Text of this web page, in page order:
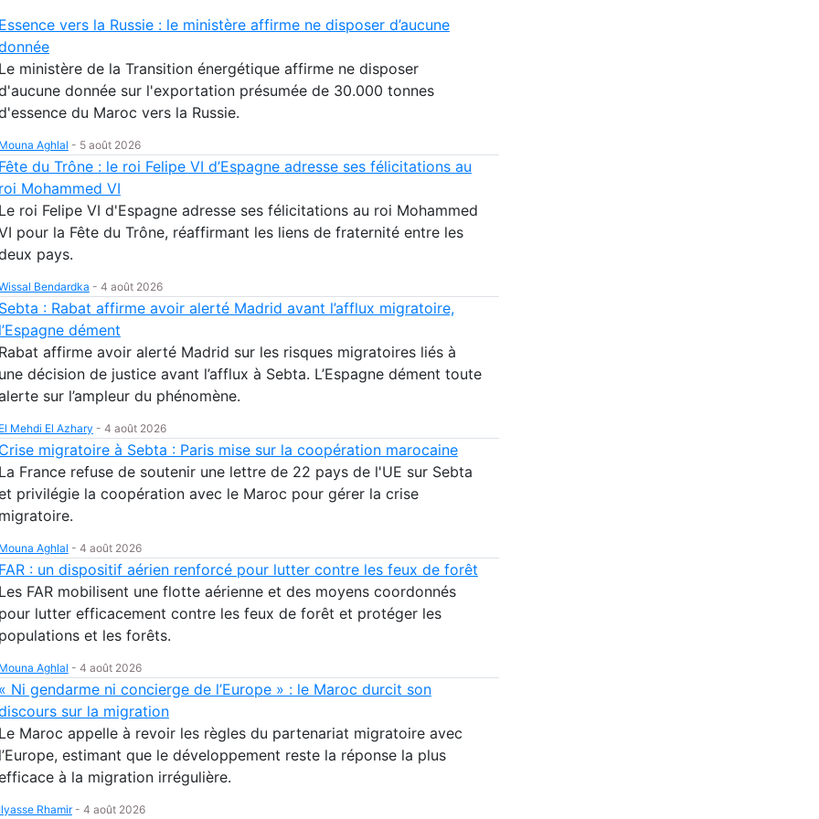
Essence vers la Russie : le ministère affirme ne disposer d’aucune
Le ministère de la Transition énergétique affirme ne disposer
donnée sur l'exportation présumée de 30.000 tonnes
du Maroc vers la Russie.
Mouna Aghlal - 5 août 2026
Fête du Trône : le roi Felipe VI d’Espagne adresse ses félicitations au
roi Mohammed VI
Le roi Felipe VI d'Espagne adresse ses félicitations au roi Mohammed
pour la Fête du Trône, réaffirmant les liens de fraternité entre les
pays.
Bendardka - 4 août 2026
Sebta : Rabat affirme avoir alerté Madrid avant l’afflux migratoire,
l’Espagne dément
Rabat affirme avoir alerté Madrid sur les risques migratoires liés à
une décision de justice avant l’afflux à Sebta. L’Espagne dément toute
sur l’ampleur du phénomène.
El Mehdi El Azhary - 4 août 2026
Crise migratoire à Sebta : Paris mise sur la coopération marocaine
La France refuse de soutenir une lettre de 22 pays de l'UE sur Sebta
privilégie la coopération avec le Maroc pour gérer la crise
migratoire.
Mouna Aghlal - 4 août 2026
FAR : un dispositif aérien renforcé pour lutter contre les feux de forêt
Les FAR mobilisent une flotte aérienne et des moyens coordonnés
pour lutter efficacement contre les feux de forêt et protéger les
populations et les forêts.
Mouna Aghlal - 4 août 2026
« Ni gendarme ni concierge de l’Europe » : le Maroc durcit son
sur la migration
Le Maroc appelle à revoir les règles du partenariat migratoire avec
l’Europe, estimant que le développement reste la réponse la plus
à la migration irrégulière.
Ilyasse Rhamir- 4 août 2026